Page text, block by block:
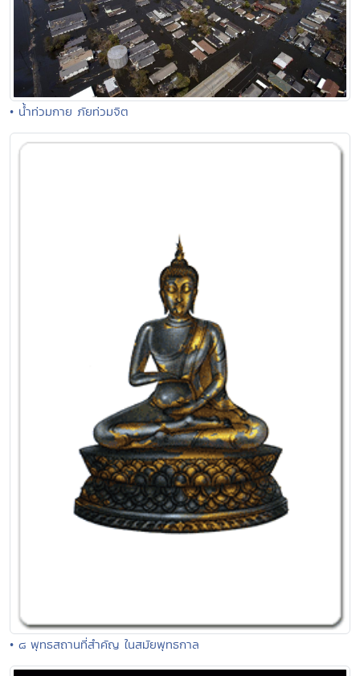
• น้ำท่วมกาย ภัยท่วมจิต
• ๘ พุทธสถานที่สำคัญ ในสมัยพุทธกาล